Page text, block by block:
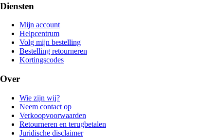
Diensten
Mijn account
Helpcentrum
Volg mijn bestelling
Bestelling retourneren
Kortingscodes
Over
Wie zijn wij?
Neem contact op
Verkoopvoorwaarden
Retourneren en terugbetalen
Juridische disclaimer